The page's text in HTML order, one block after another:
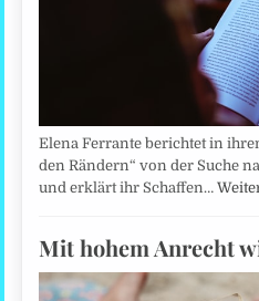
Elena Ferrante berichtet in
den Rändern“ von der Suche
und erklärt ihr Schaffen…
Mit hohem Anrecht